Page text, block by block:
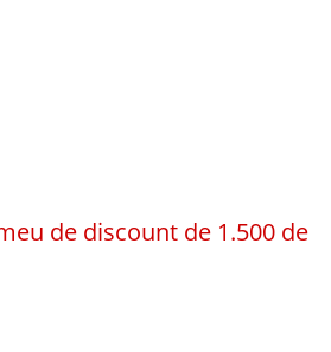
de discount de 1.500 de